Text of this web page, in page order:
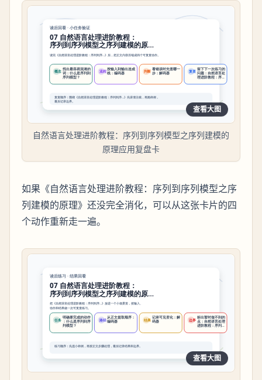
查看大图
自然语言处理进阶教程：序列到序列模型之序列建模的
原理应用复盘卡
如果《自然语言处理进阶教程：序列到序列模型之序
列建模的原理》还没完全消化，可以从这张卡片的四
个动作重新走一遍。
查看大图